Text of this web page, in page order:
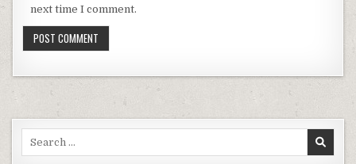
next time I comment.